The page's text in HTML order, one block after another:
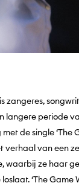
zangeres,
langere periode
de single ‘The
verhaal van een
waarbij ze haar
‘The Game